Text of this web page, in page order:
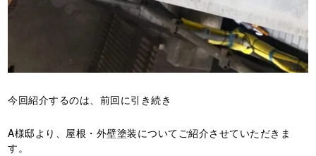
今回紹介するのは、前回に引き続き
A様邸より、屋根・外壁塗装についてご紹介させていただきま
す。